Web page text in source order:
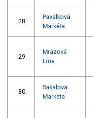
28.
Pavelková
Markéta
29.
Mrázová
Ema
30.
Sakalová
Markéta